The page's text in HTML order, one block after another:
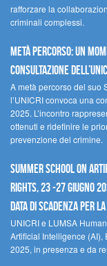
rafforzare la
criminali complessi.
Metà percorso: un
Consultazione
A metà percorso del suo
l’UNICRI convoca una
2025. L’incontro
ottenuti e ridefinire le
prevenzione del crimine.
Summer School on
Rights, 23 -27 giugno
Data di scadenza per
UNICRI e LUMSA
Artificial Intelligence
2025, in presenza e da